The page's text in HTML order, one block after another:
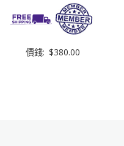
價錢: $380.00